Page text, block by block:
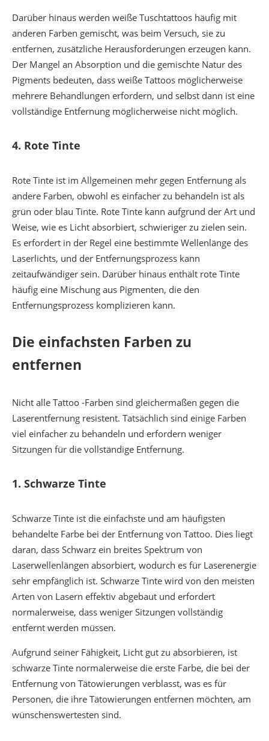
Darüber hinaus werden weiße Tuschtattoos häufig mit
anderen Farben gemischt, was beim Versuch, sie zu
entfernen, zusätzliche Herausforderungen erzeugen kann.
Der Mangel an Absorption und die gemischte Natur des
Pigments bedeuten, dass weiße Tattoos möglicherweise
mehrere Behandlungen erfordern, und selbst dann ist eine
vollständige Entfernung möglicherweise nicht möglich.
4. Rote Tinte
Rote Tinte ist im Allgemeinen mehr gegen Entfernung als
andere Farben, obwohl es einfacher zu behandeln ist als
grün oder blau Tinte. Rote Tinte kann aufgrund der Art und
Weise, wie es Licht absorbiert, schwieriger zu zielen sein.
Es erfordert in der Regel eine bestimmte Wellenlänge des
Laserlichts, und der Entfernungsprozess kann
zeitaufwändiger sein. Darüber hinaus enthält rote Tinte
häufig eine Mischung aus Pigmenten, die den
Entfernungsprozess komplizieren kann.
Die einfachsten Farben zu
entfernen
Nicht alle Tattoo -Farben sind gleichermaßen gegen die
Laserentfernung resistent. Tatsächlich sind einige Farben
viel einfacher zu behandeln und erfordern weniger
Sitzungen für die vollständige Entfernung.
1. Schwarze Tinte
Schwarze Tinte ist die einfachste und am häufigsten
behandelte Farbe bei der Entfernung von Tattoo. Dies liegt
daran, dass Schwarz ein breites Spektrum von
Laserwellenlängen absorbiert, wodurch es für Laserenergie
sehr empfänglich ist. Schwarze Tinte wird von den meisten
Arten von Lasern effektiv abgebaut und erfordert
normalerweise, dass weniger Sitzungen vollständig
entfernt werden müssen.
Aufgrund seiner Fähigkeit, Licht gut zu absorbieren, ist
schwarze Tinte normalerweise die erste Farbe, die bei der
Entfernung von Tätowierungen verblasst, was es für
Personen, die ihre Tätowierungen entfernen möchten, am
wünschenswertesten sind.